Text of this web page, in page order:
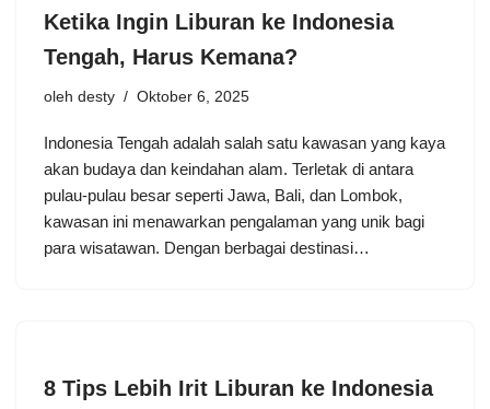
Ketika Ingin Liburan ke Indonesia
Tengah, Harus Kemana?
oleh desty Oktober 6, 2025
Indonesia Tengah adalah salah satu kawasan yang kaya
akan budaya dan keindahan alam. Terletak di antara
pulau-pulau besar seperti Jawa, Bali, dan Lombok,
kawasan ini menawarkan pengalaman yang unik bagi
para wisatawan. Dengan berbagai destinasi…
8 Tips Lebih Irit Liburan ke Indonesia